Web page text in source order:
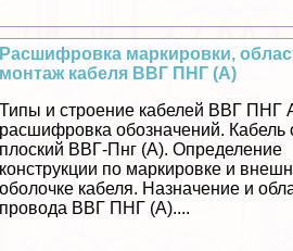
Расшифровка маркировки,
монтаж кабеля ВВГ ПНГ (А)
Типы и строение кабелей ВВГ ПНГ
расшифровка обозначений. Кабель
плоский ВВГ-Пнг (А). Определение
конструкции по маркировке и
оболочке кабеля. Назначение и
провода ВВГ ПНГ (А)....